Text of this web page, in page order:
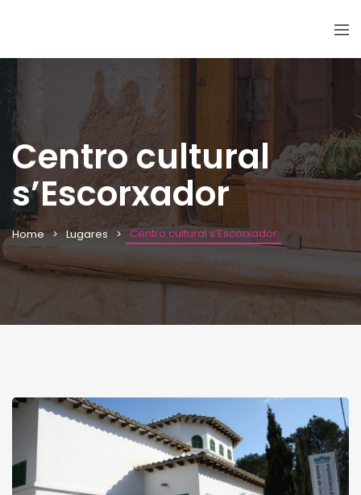
Centro cultural
s’Escorxador
Home Lugares Centro cultural s’Escorxador